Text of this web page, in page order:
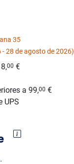
35
28 de agosto de 2026)
00 €
a 99,00 €
UPS